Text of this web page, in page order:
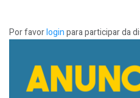
Por favorloginpara participar da